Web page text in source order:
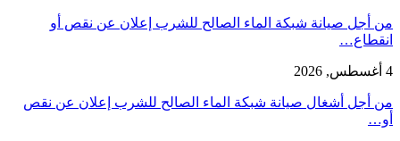
من أجل صيانة شبكة الماء الصالح للشرب إعلان عن نقص أو
انقطاع…
4 أغسطس, 2026
من أجل أشغال صيانة شبكة الماء الصالح للشرب إعلان عن نقص
أو…